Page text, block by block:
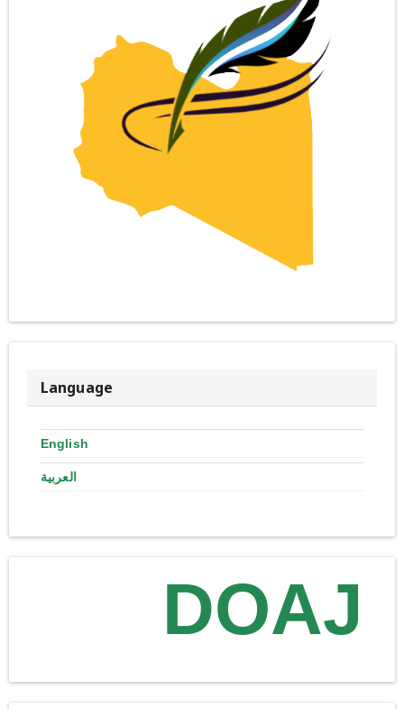
Language
English
العربية
DOAJ